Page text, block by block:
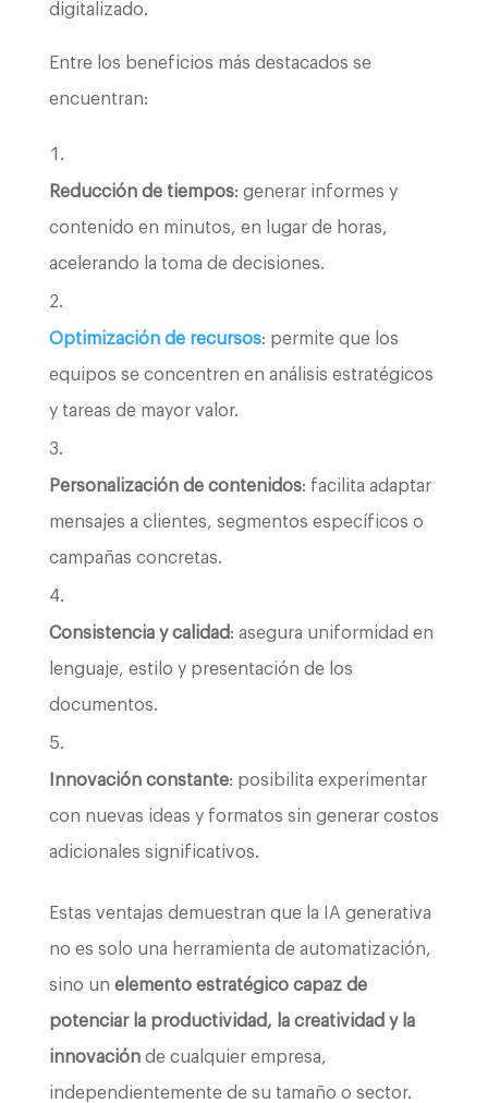
digitalizado.
Entre los beneficios más destacados se
encuentran:
Reducción de tiempos: generar informes y
contenido en minutos, en lugar de horas,
acelerando la toma de decisiones.
Optimización de recursos: permite que los
equipos se concentren en análisis estratégicos
y tareas de mayor valor.
Personalización de contenidos: facilita adaptar
mensajes a clientes, segmentos específicos o
campañas concretas.
Consistencia y calidad: asegura uniformidad en
lenguaje, estilo y presentación de los
documentos.
Innovación constante: posibilita experimentar
con nuevas ideas y formatos sin generar costos
adicionales significativos.
Estas ventajas demuestran que la IA generativa
no es solo una herramienta de automatización,
sino un elemento estratégico capaz de
potenciar la productividad, la creatividad y la
innovaciónde cualquier empresa,
independientemente de su tamaño o sector.